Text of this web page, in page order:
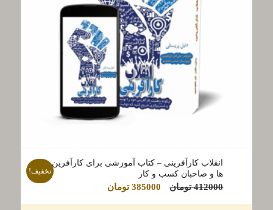
انقلاب کارآفرینی – کتاب آموزشی برای کارآفرین
ها و صاحبان کسب و کار
412000 تومان
قیمت
385000 تومانقیمت
تخفیف!